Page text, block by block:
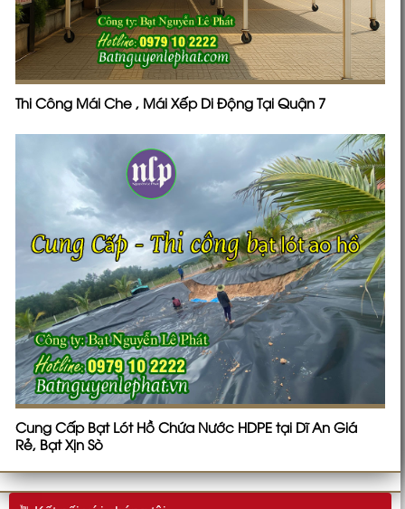
Cung Cấp Bạt Lót Hồ Chứa Nước HDPE tại Dĩ An Giá
Rẻ, Bạt Xịn Sò
Kết nối với chúng tôi